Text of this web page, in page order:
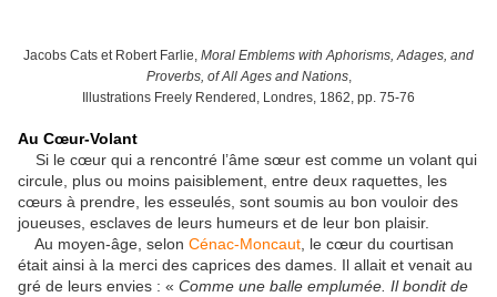
Jacobs Cats et Robert Farlie, Moral Emblems with Aphorisms, Adages, and
Proverbs, of All Ages and Nations,
Illustrations Freely Rendered, Londres, 1862, pp. 75-76
Au Cœur-Volant
Si le cœur qui a rencontré l’âme sœur est comme un volant qui
circule, plus ou moins paisiblement, entre deux raquettes, les
cœurs à prendre, les esseulés, sont soumis au bon vouloir des
joueuses, esclaves de leurs humeurs et de leur bon plaisir.
Au moyen-âge, selon Cénac-Moncaut, le cœur du courtisan
était ainsi à la merci des caprices des dames. Il allait et venait au
gré de leurs envies : « Comme une balle emplumée. Il bondit de